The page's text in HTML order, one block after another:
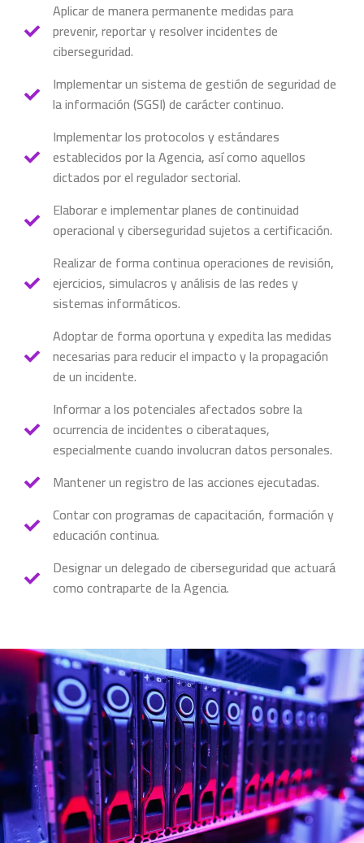
Aplicar de manera permanente medidas para
prevenir, reportar y resolver incidentes de
ciberseguridad.
Implementar un sistema de gestión de seguridad de
la información (SGSI) de carácter continuo.
Implementar los protocolos y estándares
establecidos por la Agencia, así como aquellos
dictados por el regulador sectorial.
Elaborar e implementar planes de continuidad
operacional y ciberseguridad sujetos a certificación.
Realizar de forma continua operaciones de revisión,
ejercicios, simulacros y análisis de las redes y
sistemas informáticos.
Adoptar de forma oportuna y expedita las medidas
necesarias para reducir el impacto y la propagación
de un incidente.
Informar a los potenciales afectados sobre la
ocurrencia de incidentes o ciberataques,
especialmente cuando involucran datos personales.
Mantener un registro de las acciones ejecutadas.
Contar con programas de capacitación, formación y
educación continua.
Designar un delegado de ciberseguridad que actuará
como contraparte de la Agencia.